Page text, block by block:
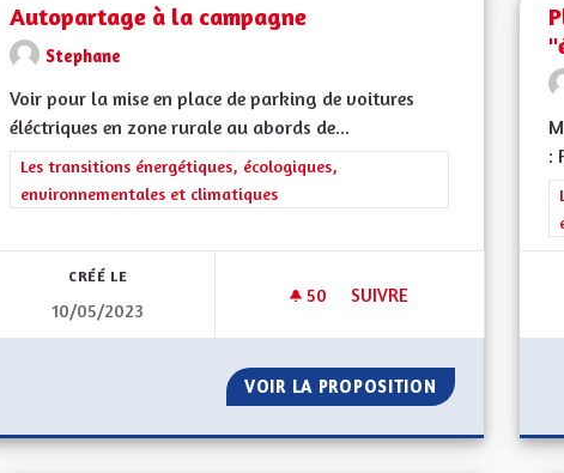
Autopartage à la campagne
Stephane
Voir pour la mise en place de parking de voitures
éléctriques en zone rurale au abords de...
Filtrer les résultats de la catégorie : Les transitions énergétiques,
Les transitions énergétiques, écologiques,
environnementales et climatiques
CRÉÉ LE
10/05/2023
50 50 ABONNÉS
SUIVRE
AUTOPARTAGE À LA
VOIR LA PROPOSITION
: